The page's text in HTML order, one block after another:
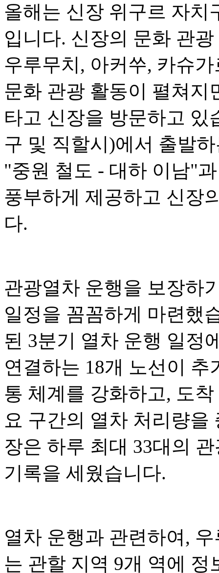
올해는 신장 위구르 자치
입니다. 신장의 문화 관
우루무치, 아커쑤, 카슈
문화 관광 활동이 펼쳐지
타고 신장을 방문하고 있
구 및 직할시)에서 출발
"중원 철도 - 대하 이남"
풍부하게 제공하고 신장
다.
관광열차 운행을 보장하
일정을 꼼꼼하게 마련했
된 3분기 열차 운행 일정
연결하는 18개 노선이
통 체계를 강화하고, 도
요 구간의 열차 처리량을
장은 하루 최대 33대의
기록을 세웠습니다.
열차 운행과 관련하여,
는 관할 지역 9개 역에